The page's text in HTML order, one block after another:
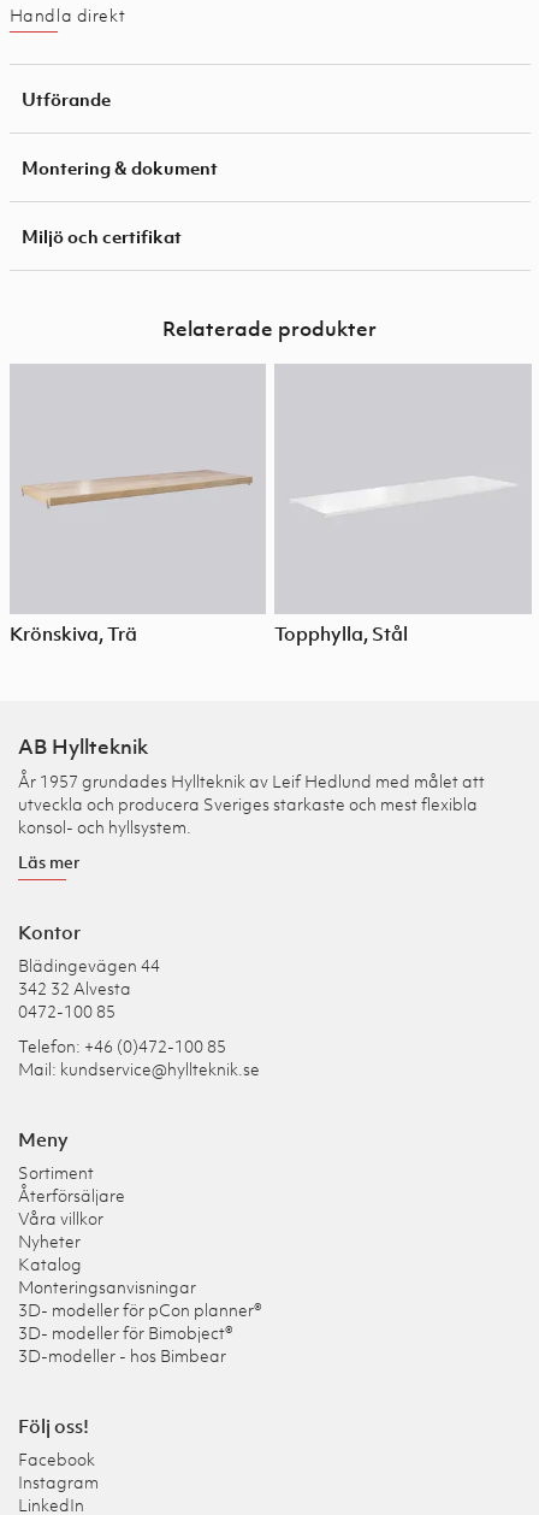
Handla direkt
Utförande
Montering & dokument
Miljö och certifikat
Relaterade produkter
Krönskiva, Trä Topphylla, Stål
AB Hyllteknik
År 1957 grundades Hyllteknik av Leif Hedlund med målet att
utveckla och producera Sveriges starkaste och mest flexibla
konsol- och hyllsystem.
Läs mer
Kontor
Blädingevägen 44
342 32 Alvesta
0472-100 85
Telefon: +46 (0)472-100 85
Mail: kundservice@hyllteknik.se
Meny
Sortiment
Återförsäljare
Våra villkor
Nyheter
Katalog
Monteringsanvisningar
3D- modeller för pCon planner®
3D- modeller för Bimobject®
3D-modeller - hos Bimbear
Följ oss!
Facebook
Instagram
LinkedIn